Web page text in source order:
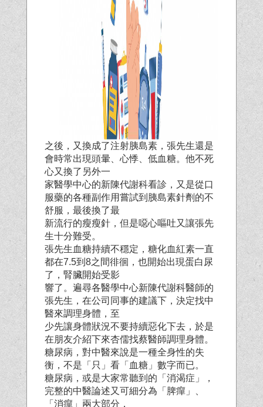
之後，又換成了注射胰島素，張先生還是
會時常出現頭暈、心悸、低血糖。他不死
心又換了另外一
家醫學中心的新陳代謝科看診，又是從口
服藥的各種副作用嘗試到胰島素針劑的不
舒服，最後換了最
新流行的瘦瘦針，但是噁心嘔吐又讓張先
生十分難受。
張先生血糖持續不穩定，糖化血紅素一直
都在7.5到8之間徘徊，也開始出現蛋白尿
了，腎臟開始受影
響了。遍尋各醫學中心新陳代謝科醫師的
張先生，在公司同事的建議下，決定找中
醫來調理身體，至
少先讓身體狀況不要持續惡化下去，於是
在朋友介紹下來杏儒找蔡醫師調理身體。
糖尿病，對中醫來說是一種全身性的失
衡，不是「只」看「血糖」數字而已。
糖尿病，或是大家常聽到的「消渴症」，
完整的中醫論述又可細分為「脾癉」、
「消癉」兩大部分，